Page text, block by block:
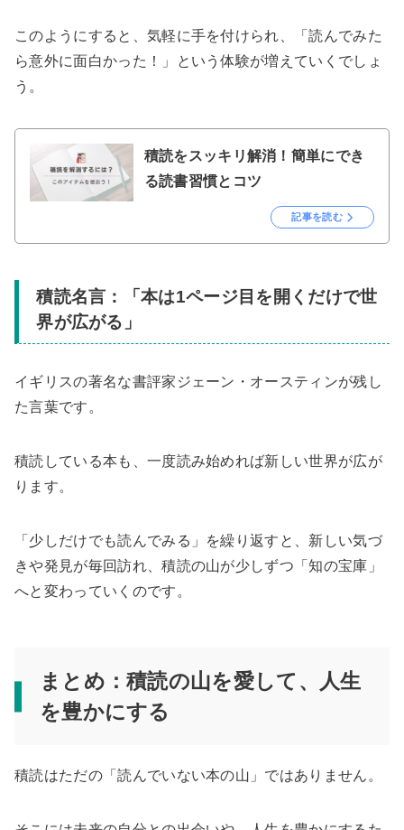
このようにすると、気軽に手を付けられ、「読んでみた
ら意外に面白かった！」という体験が増えていくでしょ
う。
積読をスッキリ解消！簡単にでき
る読書習慣とコツ
記事を読む
積読名言：「本は1ページ目を開くだけで世
界が広がる」
イギリスの著名な書評家ジェーン・オースティンが残し
た言葉です。
積読している本も、一度読み始めれば新しい世界が広が
ります。
「少しだけでも読んでみる」を繰り返すと、新しい気づ
きや発見が毎回訪れ、積読の山が少しずつ「知の宝庫」
へと変わっていくのです。
まとめ：積読の山を愛して、人生
を豊かにする
積読はただの「読んでいない本の山」ではありません。